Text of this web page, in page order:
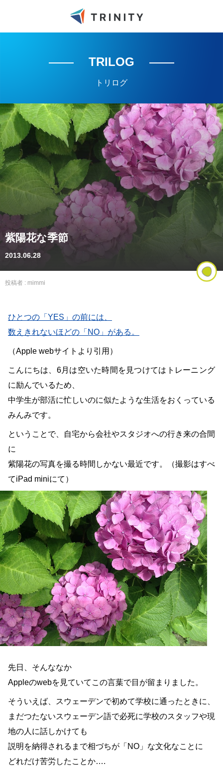
TRILOG
トリログ
紫陽花な季節
2013.06.28
投稿者 : mimmi
ひとつの「YES」の前には、
数えきれないほどの「NO」がある。
（Apple webサイトより引用）
こんにちは、6月は空いた時間を見つけてはトレーニング
に励んでいるため、
中学生が部活に忙しいのに似たような生活をおくっている
みんみです。
ということで、自宅から会社やスタジオへの行き来の合間
に
紫陽花の写真を撮る時間しかない最近です。（撮影はすべ
てiPad miniにて）
先日、そんななか
Appleのwebを見ていてこの言葉で目が留まりました。
そういえば、スウェーデンで初めて学校に通ったときに、
まだつたないスウェーデン語で必死に学校のスタッフや現
地の人に話しかけても
説明を納得されるまで相づちが「NO」な文化なことに
どれだけ苦労したことか….